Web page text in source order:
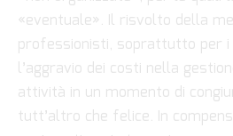
«eventuale». Il risvolto della
professionisti, soprattutto per i
l’aggravio dei costi nella
attività in un momento di
tutt’altro che felice. In